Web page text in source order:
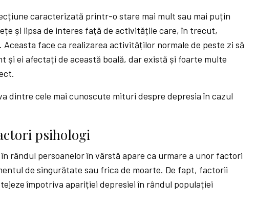
caracterizată printr-o stare mai mult sau mai puțin
și lipsa de interes față de activitățile care, în trecut,
Aceasta face ca realizarea activităților normale de peste zi să
și ei afectați de această boală, dar există și foarte multe
dintre cele mai cunoscute mituri despre depresia în cazul
psihologi
în rândul persoanelor în vârstă apare ca urmare a unor factori
de singurătate sau frica de moarte. De fapt, factorii
împotriva apariției depresiei în rândul populației